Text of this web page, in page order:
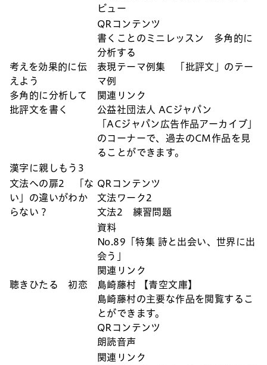
ビュー
考えを効果的に伝
えよう
多角的に分析して
批評文を書く
QRコンテンツ
書くことのミニレッスン 多角的に
分析する
表現テーマ例集 「批評文」のテー
マ例
関連リンク
公益社団法人 ACジャパン
「ACジャパン広告作品アーカイブ」
のコーナーで、過去のCM作品を見
ることができます。
漢字に親しもう3
文法への扉2 「な
い」の違いがわか
らない？
QRコンテンツ
文法ワーク2
文法2 練習問題
聴きひたる 初恋
資料
No.89「特集 詩と出会い、世界に出
会う」
関連リンク
島崎藤村 【青空文庫】
島崎藤村の主要な作品を閲覧するこ
とができます。
QRコンテンツ
朗読音声
関連リンク